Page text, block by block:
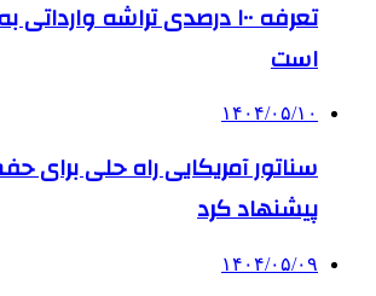
تعرفه ۱۰۰ درصدی تراشه
است
۱۴۰۴/۰۵/۱۰
سناتور آمریکایی راه حلی برای
پیشنهاد کرد
۱۴۰۴/۰۵/۰۹